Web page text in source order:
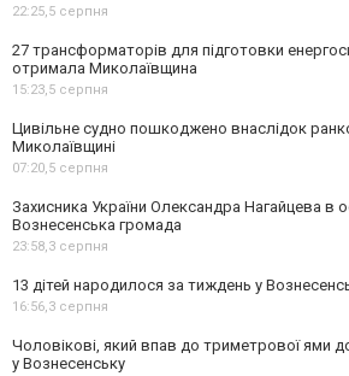
22:25,5 серпня
27 трансформаторів для підготовки
отримала Миколаївщина
15:23,5 серпня
Цивільне судно пошкоджено внаслідок
Миколаївщині
07:20,5 серпня
Захисника України Олександра Нагайцева в
Вознесенська громада
23:58,3 серпня
13 дітей народилося за тиждень у
16:56,3 серпня
Чоловікові, який впав до триметрової ями
у Вознесенську